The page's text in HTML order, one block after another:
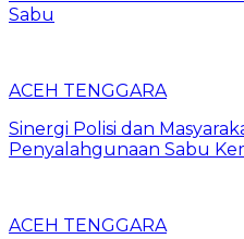
Sabu
ACEH TENGGARA
Sinergi Polisi dan
Penyalahgunaan Sabu
ACEH TENGGARA